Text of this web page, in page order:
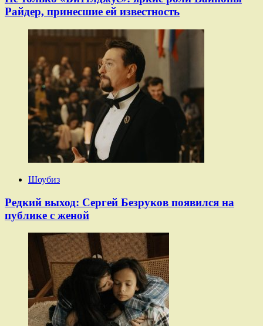
Райдер, принесшие ей известность
Шоубиз
Редкий выход: Сергей Безруков появился на
публике с женой